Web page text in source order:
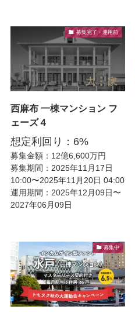
募集完了・運用前
西麻布 一棟マンション フ
ェーズ４
想定利回り：6%
募集金額：12億6,600万円
募集期間：2025年11月17日
10:00〜2025年11月20日 04:00
運用期間：2025年12月09日〜
2027年06月09日
募集中